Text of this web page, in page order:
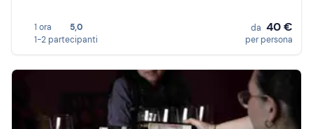
1 ora
5,0
1-2 partecipanti
da 40 €
per persona